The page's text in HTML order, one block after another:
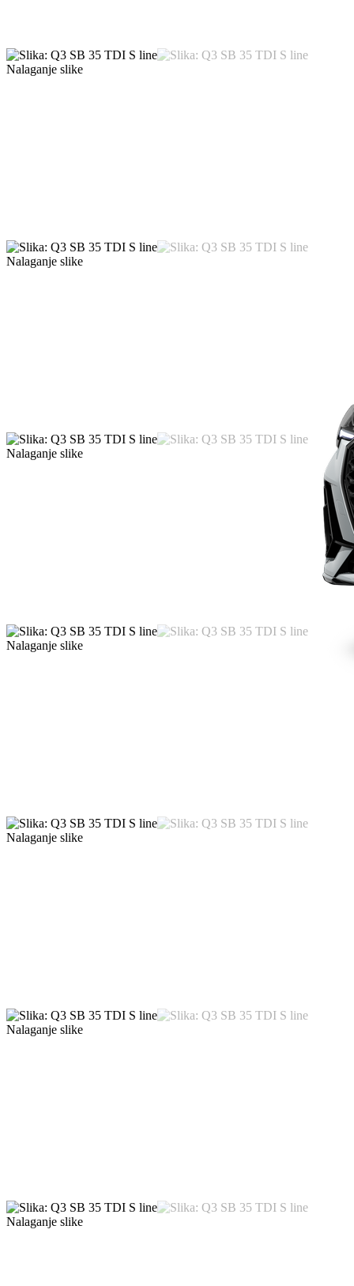
Nalaganje slike
Nalaganje slike
Nalaganje slike
Nalaganje slike
Nalaganje slike
Nalaganje slike
Nalaganje slike